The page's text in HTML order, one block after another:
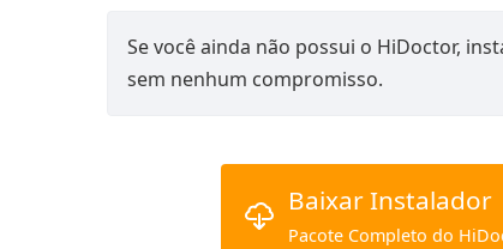
Se você ainda não possui o HiDoctor,
sem nenhum compromisso.
Baixar Instalador
Pacote Completo do